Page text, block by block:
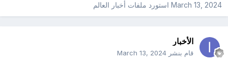
March 13, 2024استورد ملفات أخبار العالم
الأخبار
قام بنشر March 13, 2024